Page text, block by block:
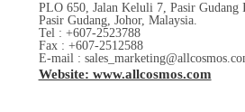
PLO 650, Jalan Keluli 7, Pasir Gudang
Pasir Gudang, Johor, Malaysia.
Tel : +607-2523788
Fax : +607-2512588
E-mail :
Website: www.allcosmos.com